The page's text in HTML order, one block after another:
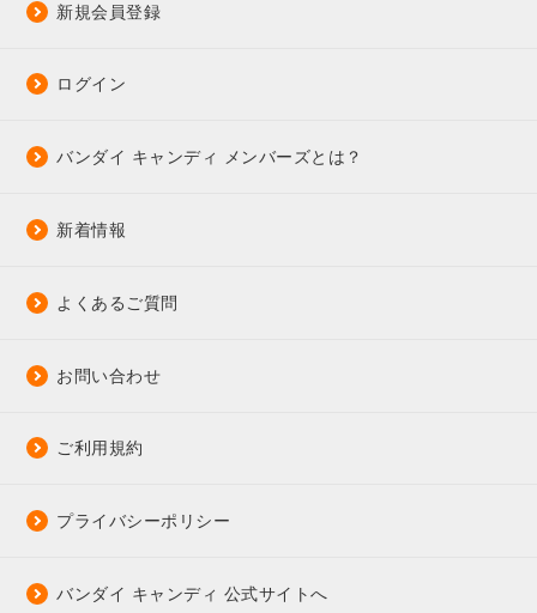
新規会員登録
ログイン
バンダイ キャンディ メンバーズとは？
新着情報
よくあるご質問
お問い合わせ
ご利用規約
プライバシーポリシー
バンダイ キャンディ 公式サイトへ